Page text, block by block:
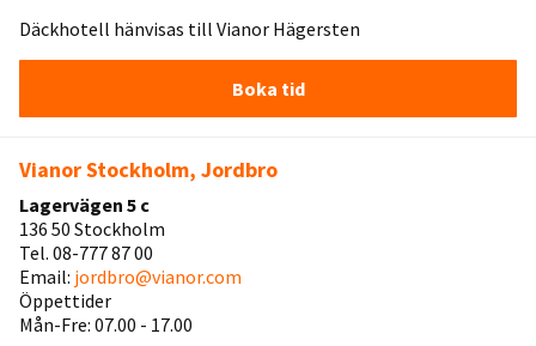
Däckhotell hänvisas till Vianor Hägersten
Boka tid
Vianor Stockholm, Jordbro
Lagervägen 5 c
136 50 Stockholm
Tel. 08-777 87 00
Email: jordbro@vianor.com
Öppettider
Mån-Fre: 07.00 - 17.00